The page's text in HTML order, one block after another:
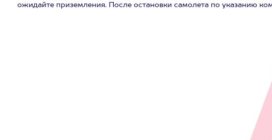
ожидайте приземления. После остановки самолета по указанию